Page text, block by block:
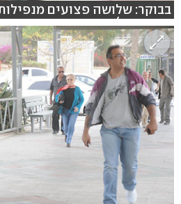
בבוקר: שלושה פצועים
רועי עידן)